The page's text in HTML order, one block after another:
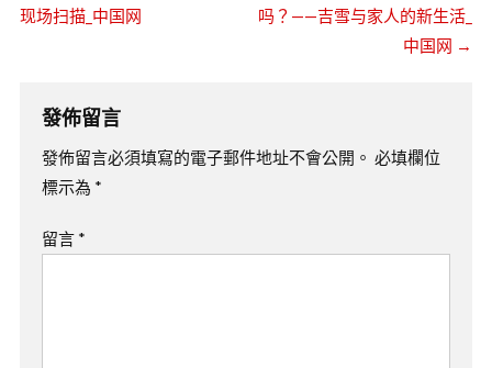
现场扫描_中国网
吗？——吉雪与家人的新生活_
中国网 →
發佈留言
發佈留言必須填寫的電子郵件地址不會公開。 必填欄位
標示為 *
留言 *